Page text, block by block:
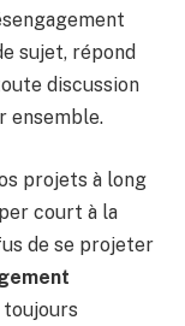
sujet, répond
discussion
ensemble.
projets à long
court à la
de se projeter